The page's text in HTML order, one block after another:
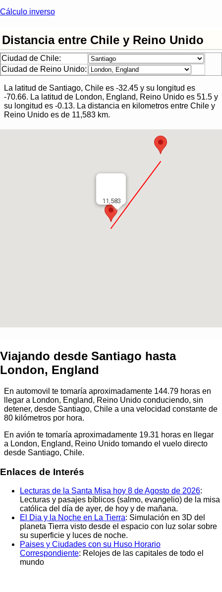
Cálculo inverso
Distancia entre Chile y Reino Unido
Ciudad de Chile:
Ciudad de Reino Unido:
La latitud de Santiago, Chile es -32.45 y su longitud es
-70.66. La latitud de London, England, Reino Unido es 51.5 y
su longitud es -0.13. La distancia en kilometros entre Chile y
Reino Unido es de 11,583 km.
11,583
Viajando desde Santiago hasta
London, England
En automovil te tomaría aproximadamente 144.79 horas en
llegar a London, England, Reino Unido conduciendo, sin
detener, desde Santiago, Chile a una velocidad constante de
80 kilómetros por hora.
En avión te tomaría aproximadamente 19.31 horas en llegar
a London, England, Reino Unido tomando el vuelo directo
desde Santiago, Chile.
Enlaces de Interés
Lecturas de la Santa Misa hoy 8 de Agosto de 2026:
Lecturas y pasajes bíblicos (salmo, evangelio) de la misa
católica del día de ayer, de hoy y de mañana.
El Dia y la Noche en La Tierra: Simulación en 3D del
planeta Tierra visto desde el espacio con luz solar sobre
su superficie y luces de noche.
Paises y Ciudades con su Huso Horario
Correspondiente: Relojes de las capitales de todo el
mundo